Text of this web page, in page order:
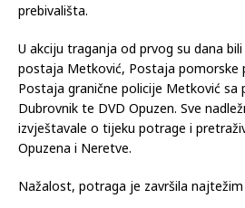
prebivališta.
U akciju traganja od prvog su dana
postaja Metković, Postaja pomorske
Postaja granične policije Metković sa
Dubrovnik te DVD Opuzen. Sve
izvještavale o tijeku potrage i
Opuzena i Neretve.
Nažalost, potraga je završila